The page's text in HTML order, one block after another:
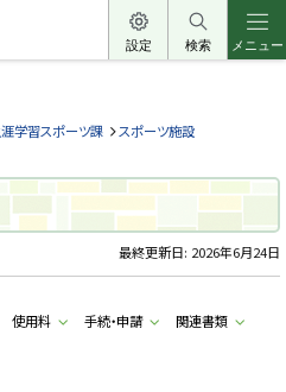
設定 検索 メニュー
学習スポーツ課
スポーツ施設
最終更新日: 2026年6月24日
使用料 手続・申請
関連書類